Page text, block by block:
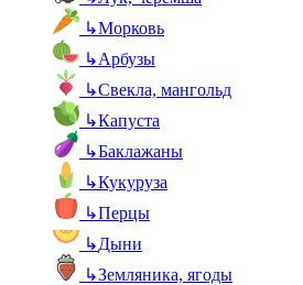
↳Морковь
↳Арбузы
↳Свекла, мангольд
↳Капуста
↳Баклажаны
↳Кукуруза
↳Перцы
↳Дыни
↳Земляника, ягоды